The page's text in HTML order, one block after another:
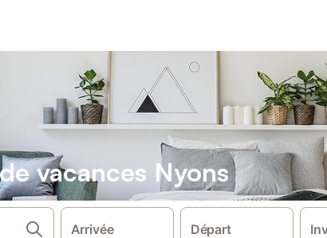
vacances Nyons
Arrivée Départ